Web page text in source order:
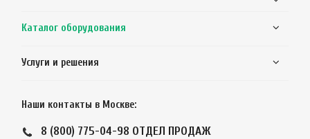
Каталог оборудования
Услуги и решения
Наши контакты в Москве:
8 (800) 775-04-98 ОТДЕЛ ПРОДАЖ